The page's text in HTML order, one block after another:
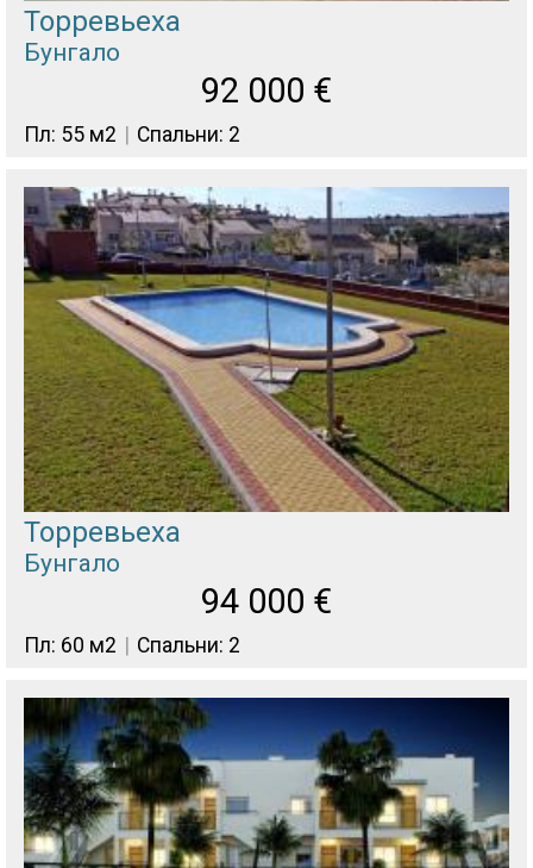
Торревьеха
Бунгало
92 000 €
Пл: 55 м2 Спальни: 2
Торревьеха
Бунгало
94 000 €
Пл: 60 м2 Спальни: 2